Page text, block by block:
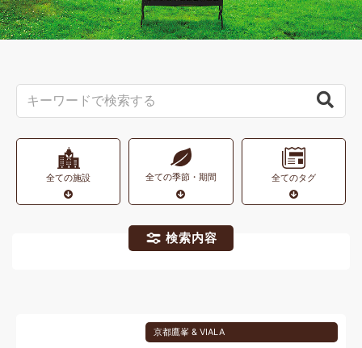
全ての施設 全ての季節・期間 全てのタグ
検索内容
京都鷹峯 & VIALA